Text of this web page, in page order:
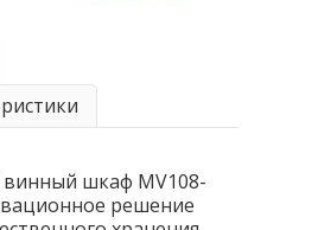
шкаф MV108-
решение